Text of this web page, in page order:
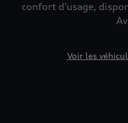
confort d’usage,
Voir les